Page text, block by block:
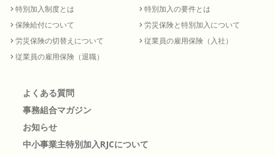
特別加入制度とは
特別加入の要件とは
保険給付について
労災保険と特別加入について
労災保険の切替えについて
従業員の雇用保険（入社）
従業員の雇用保険（退職）
よくある質問
事務組合マガジン
お知らせ
中小事業主特別加入RJCについて